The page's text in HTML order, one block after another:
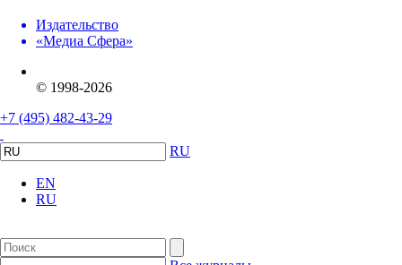
Издательство
«Медиа Сфера»
© 1998-2026
+7 (495) 482-43-29
RU
EN
RU